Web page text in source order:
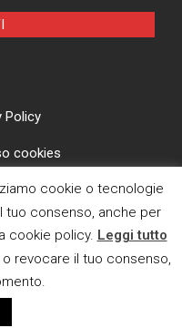
Policy
cookies
SU cookie o tecnologie
tuo consenso, anche per
cookie policy. Leggi tutto
revocare il tuo consenso,